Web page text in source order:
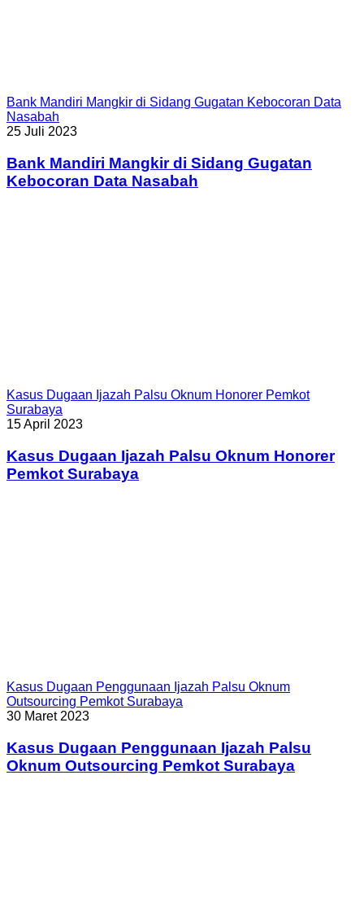
Bank Mandiri Mangkir di Sidang Gugatan Kebocoran Data
Nasabah
25 Juli 2023
Bank Mandiri Mangkir di Sidang Gugatan
Kebocoran Data Nasabah
Kasus Dugaan Ijazah Palsu Oknum Honorer Pemkot
Surabaya
15 April 2023
Kasus Dugaan Ijazah Palsu Oknum Honorer
Pemkot Surabaya
Kasus Dugaan Penggunaan Ijazah Palsu Oknum
Outsourcing Pemkot Surabaya
30 Maret 2023
Kasus Dugaan Penggunaan Ijazah Palsu
Oknum Outsourcing Pemkot Surabaya